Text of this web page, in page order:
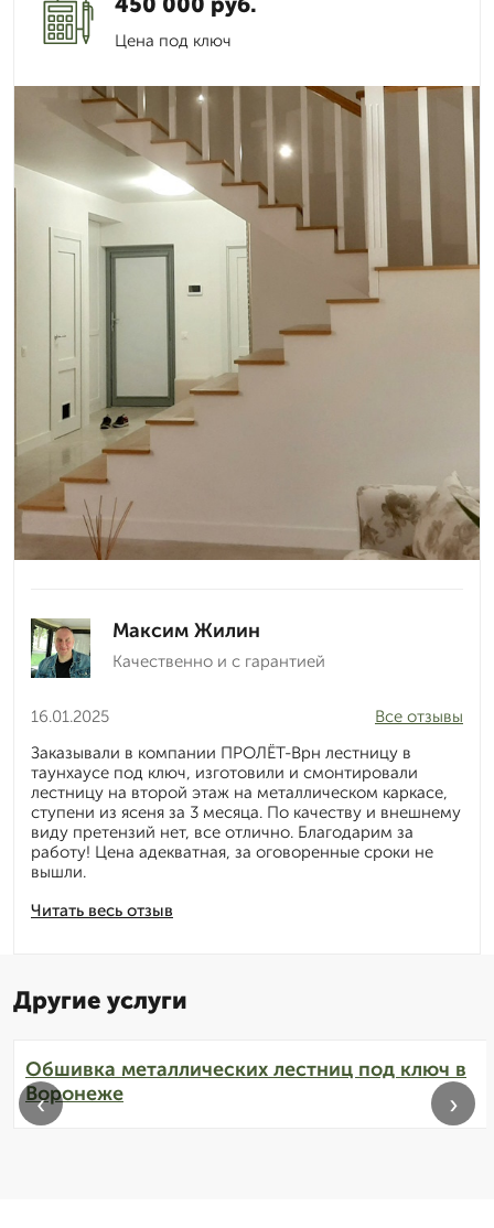
Цена под ключ
Максим Жилин
Качественно и с гарантией
16.01.2025
Читать весь отзыв
Все отзывы
Заказывали в компании ПРОЛЁТ-Врн лестницу в
таунхаусе под ключ, изготовили и смонтировали
лестницу на второй этаж на металлическом каркасе,
ступени из ясеня за 3 месяца. По качеству и внешнему
виду претензий нет, все отлично. Благодарим за
работу! Цена адекватная, за оговоренные сроки не
вышли.
Другие услуги
Обшивка металлических лестниц под ключ в
Воронеже
‹ ›